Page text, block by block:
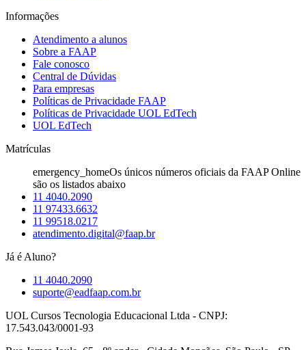
Informações
Atendimento a alunos
Sobre a FAAP
Fale conosco
Central de Dúvidas
Para empresas
Políticas de Privacidade FAAP
Políticas de Privacidade UOL EdTech
UOL EdTech
Matrículas
emergency_homeOs únicos números oficiais da FAAP Online
são os listados abaixo
11 4040.2090
11 97433.6632
11 99518.0217
atendimento.digital@faap.br
Já é Aluno?
11 4040.2090
suporte@eadfaap.com.br
UOL Cursos Tecnologia Educacional Ltda - CNPJ:
17.543.043/0001-93